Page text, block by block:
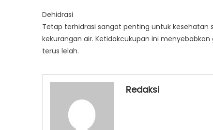
Dehidrasi
Tetap terhidrasi sangat penting untuk kesehatan
kekurangan air. Ketidakcukupan ini
terus lelah.
Redaksi